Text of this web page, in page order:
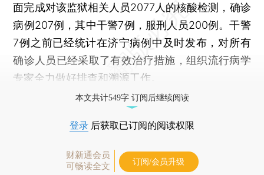
面完成对该监狱相关人员2077人的核酸检测，确诊
病例207例，其中干警7例，服刑人员200例。干警
7例之前已经统计在济宁病例中及时发布，对所有
确诊人员已经采取了有效治疗措施，组织流行病学
专家全力做好排查和溯源工作。
本文共计549字 订阅后继续阅读
登录 后获取已订阅的阅读权限
财新通会员
可畅读全文
订阅/会员升级